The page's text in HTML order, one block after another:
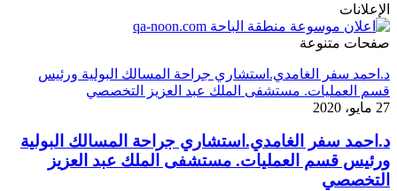
الإعلانات
صفحات متنوعة
د.احمد سفر الغامدي.استشاري جراحة المسالك البولية ورئيس
قسم العمليات. مستشفى الملك عبد العزيز التخصصي
27 مايو، 2020
د.احمد سفر الغامدي.استشاري جراحة المسالك البولية
ورئيس قسم العمليات. مستشفى الملك عبد العزيز
التخصصي